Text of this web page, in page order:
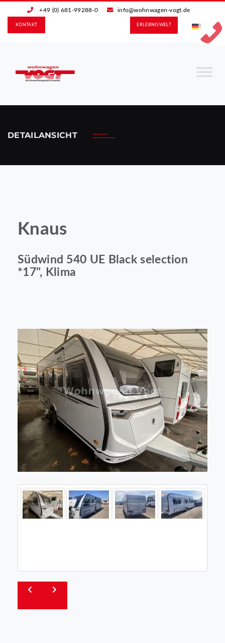
+49 (0) 681-99288-0 info@wohnwagen-vogt.de
ERLEBNIS­WELT
KONTAKT
DETAILANSICHT
Knaus
Südwind 540 UE Black selection
*17", Klima